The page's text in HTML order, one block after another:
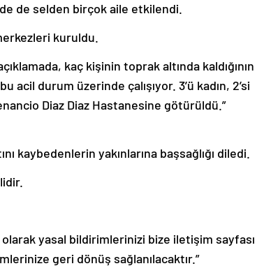
de selden birçok aile etkilendi.
kuruldu.
kaç kişinin toprak altında kaldığının
acil durum üzerinde çalışıyor. 3’ü kadın, 2’si
Diaz Diaz Hastanesine götürüldü.”
kaybedenlerin yakınlarına başsağlığı diledi.
yasal bildirimlerinizi bize iletişim sayfası
geri dönüş sağlanılacaktır.”